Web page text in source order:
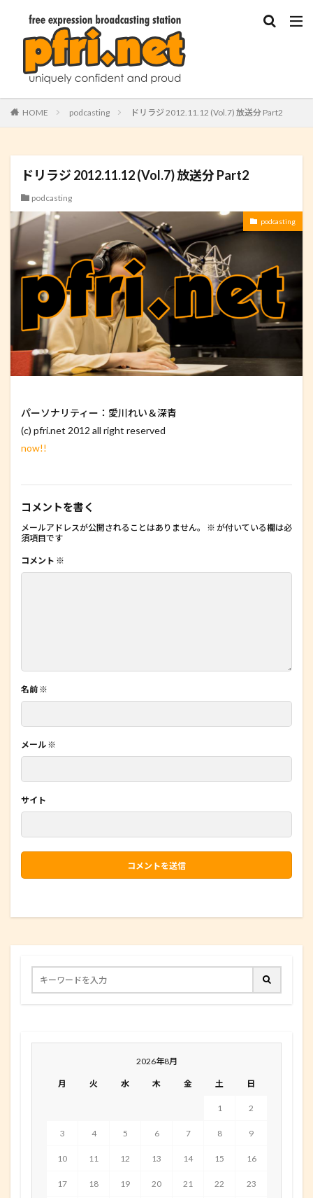
HOME podcasting ドリラジ 2012.11.12 (Vol.7) 放送分 Part2
ドリラジ 2012.11.12 (Vol.7) 放送分 Part2
podcasting
podcasting
パーソナリティー：愛川れい＆深青
(c) pfri.net 2012 all right reserved
now!!
コメントを書く
メールアドレスが公開されることはありません。 ※ が付いている欄は必
須項目です
コメント ※
名前 ※
メール ※
サイト
2026年8月
月 火 水 木 金 土 日
1 2
3 4 5 6 7 8 9
10 11 12 13 14 15 16
17 18 19 20 21 22 23